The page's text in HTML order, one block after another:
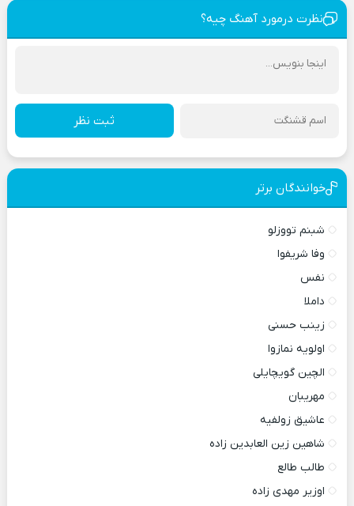
نظرت درمورد آهنگ چیه؟
ثبت نظر
خوانندگان برتر
شبنم تووزلو
وفا شریفوا
نفس
داملا
زینب حسنی
اولویه نمازوا
الچین گویچایلی
مهریبان
عاشیق زولفیه
شاهین زین العابدین زاده
طالب طالع
اوزیر مهدی زاده